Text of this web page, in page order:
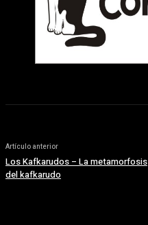
Artículo anterior
Los Kafkarudos – La metamorfosis
del kafkarudo